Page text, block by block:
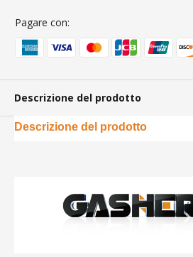
Pagare con:
Descrizione del prodotto
Descrizione del prodotto